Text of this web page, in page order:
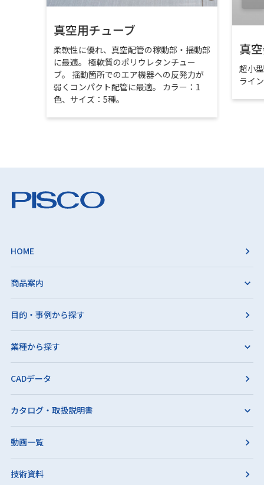
真空用チューブ
柔軟性に優れ、真空配管の稼動部・揺動部
に最適。 極軟質のポリウレタンチュー
ブ。 揺動箇所でのエア機器への反発力が
弱くコンパクト配管に最適。 カラー：1
色、サイズ：5種。
真
超小
ライ
HOME
商品案内
目的・事例から探す
業種から探す
CADデータ
カタログ・取扱説明書
動画一覧
技術資料